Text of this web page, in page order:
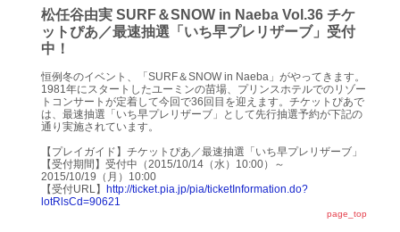
松任谷由実 SURF＆SNOW in Naeba Vol.36 チケ
ットぴあ／最速抽選「いち早プレリザーブ」受付
中！
恒例冬のイベント、「SURF＆SNOW in Naeba」がやってきます。
1981年にスタートしたユーミンの苗場、プリンスホテルでのリゾー
トコンサートが定着して今回で36回目を迎えます。チケットぴあで
は、最速抽選「いち早プレリザーブ」として先行抽選予約が下記の
通り実施されています。
【プレイガイド】チケットぴあ／最速抽選「いち早プレリザーブ」
【受付期間】受付中（2015/10/14（水）10:00）～
2015/10/19（月）10:00
【受付URL】
http://ticket.pia.jp/pia/ticketInformation.do?
lotRlsCd=90621
page_top